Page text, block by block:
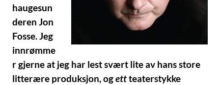
haugesun
deren Jon
Fosse. Jeg
innrømme
r gjerne at jeg har lest svært lite av hans store
litterære produksjon, ogettteaterstykke